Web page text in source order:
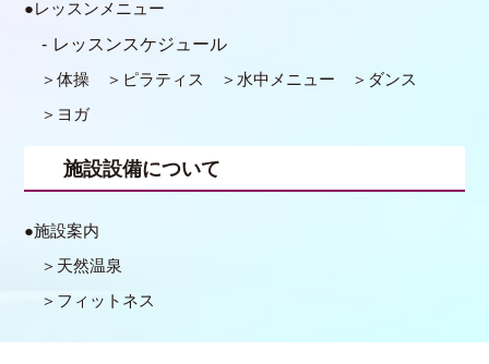
レッスンメニュー
レッスンスケジュール
体操 ピラティス 水中メニュー
ダンス
ヨガ
施設設備について
施設案内
天然温泉
フィットネス